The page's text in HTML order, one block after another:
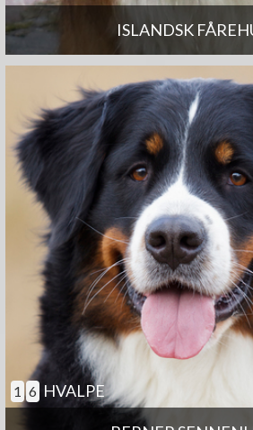
ISLANDSK
1 6 HVALPE